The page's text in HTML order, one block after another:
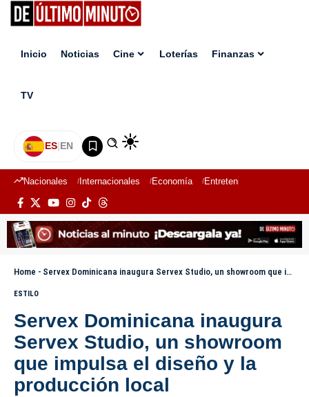
Inicio Noticias Cine Loterías Finanzas
TV
ES|EN
Nacionales Internacionales Economía Entretenimiento
Home - Servex Dominicana inaugura Servex Studio, un showroom que impulsa el diseño y la producción local
ESTILO
Servex Dominicana inaugura
Servex Studio, un showroom
que impulsa el diseño y la
producción local